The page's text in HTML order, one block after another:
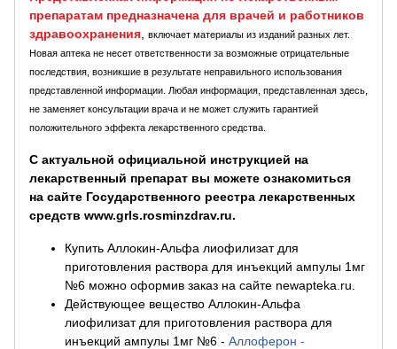
препаратам предназначена для врачей и работников
здравоохранения
включает материалы из изданий разных лет.
Новая аптека не несет ответственности за возможные отрицательные
последствия, возникшие в результате неправильного использования
представленной информации. Любая информация, представленная здесь,
не заменяет консультации врача и не может служить гарантией
положительного эффекта лекарственного средства.
С актуальной официальной инструкцией на
лекарственный препарат вы можете ознакомиться
на сайте Государственного реестра лекарственных
средств www.grls.rosminzdrav.ru.
Купить Аллокин-Альфа лиофилизат для
приготовления раствора для инъекций ампулы 1мг
№6 можно оформив заказ на сайте newapteka.ru.
Действующее вещество Аллокин-Альфа
лиофилизат для приготовления раствора для
инъекций ампулы 1мг №6 - Аллоферон -